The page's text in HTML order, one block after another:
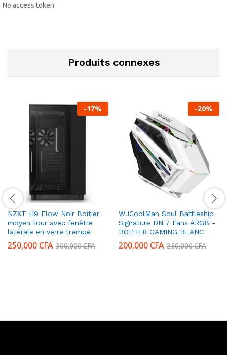
No access token
Produits connexes
-17%
NZXT H9 Flow Noir Boîtier
moyen tour avec fenêtre
latérale en verre trempé
250,000 CFA 300,000CFA
-20%
WJCoolMan Soul Battleship
Signature DN 7 Fans ARGB -
BOITIER GAMING BLANC
200,000 CFA 250,000CFA